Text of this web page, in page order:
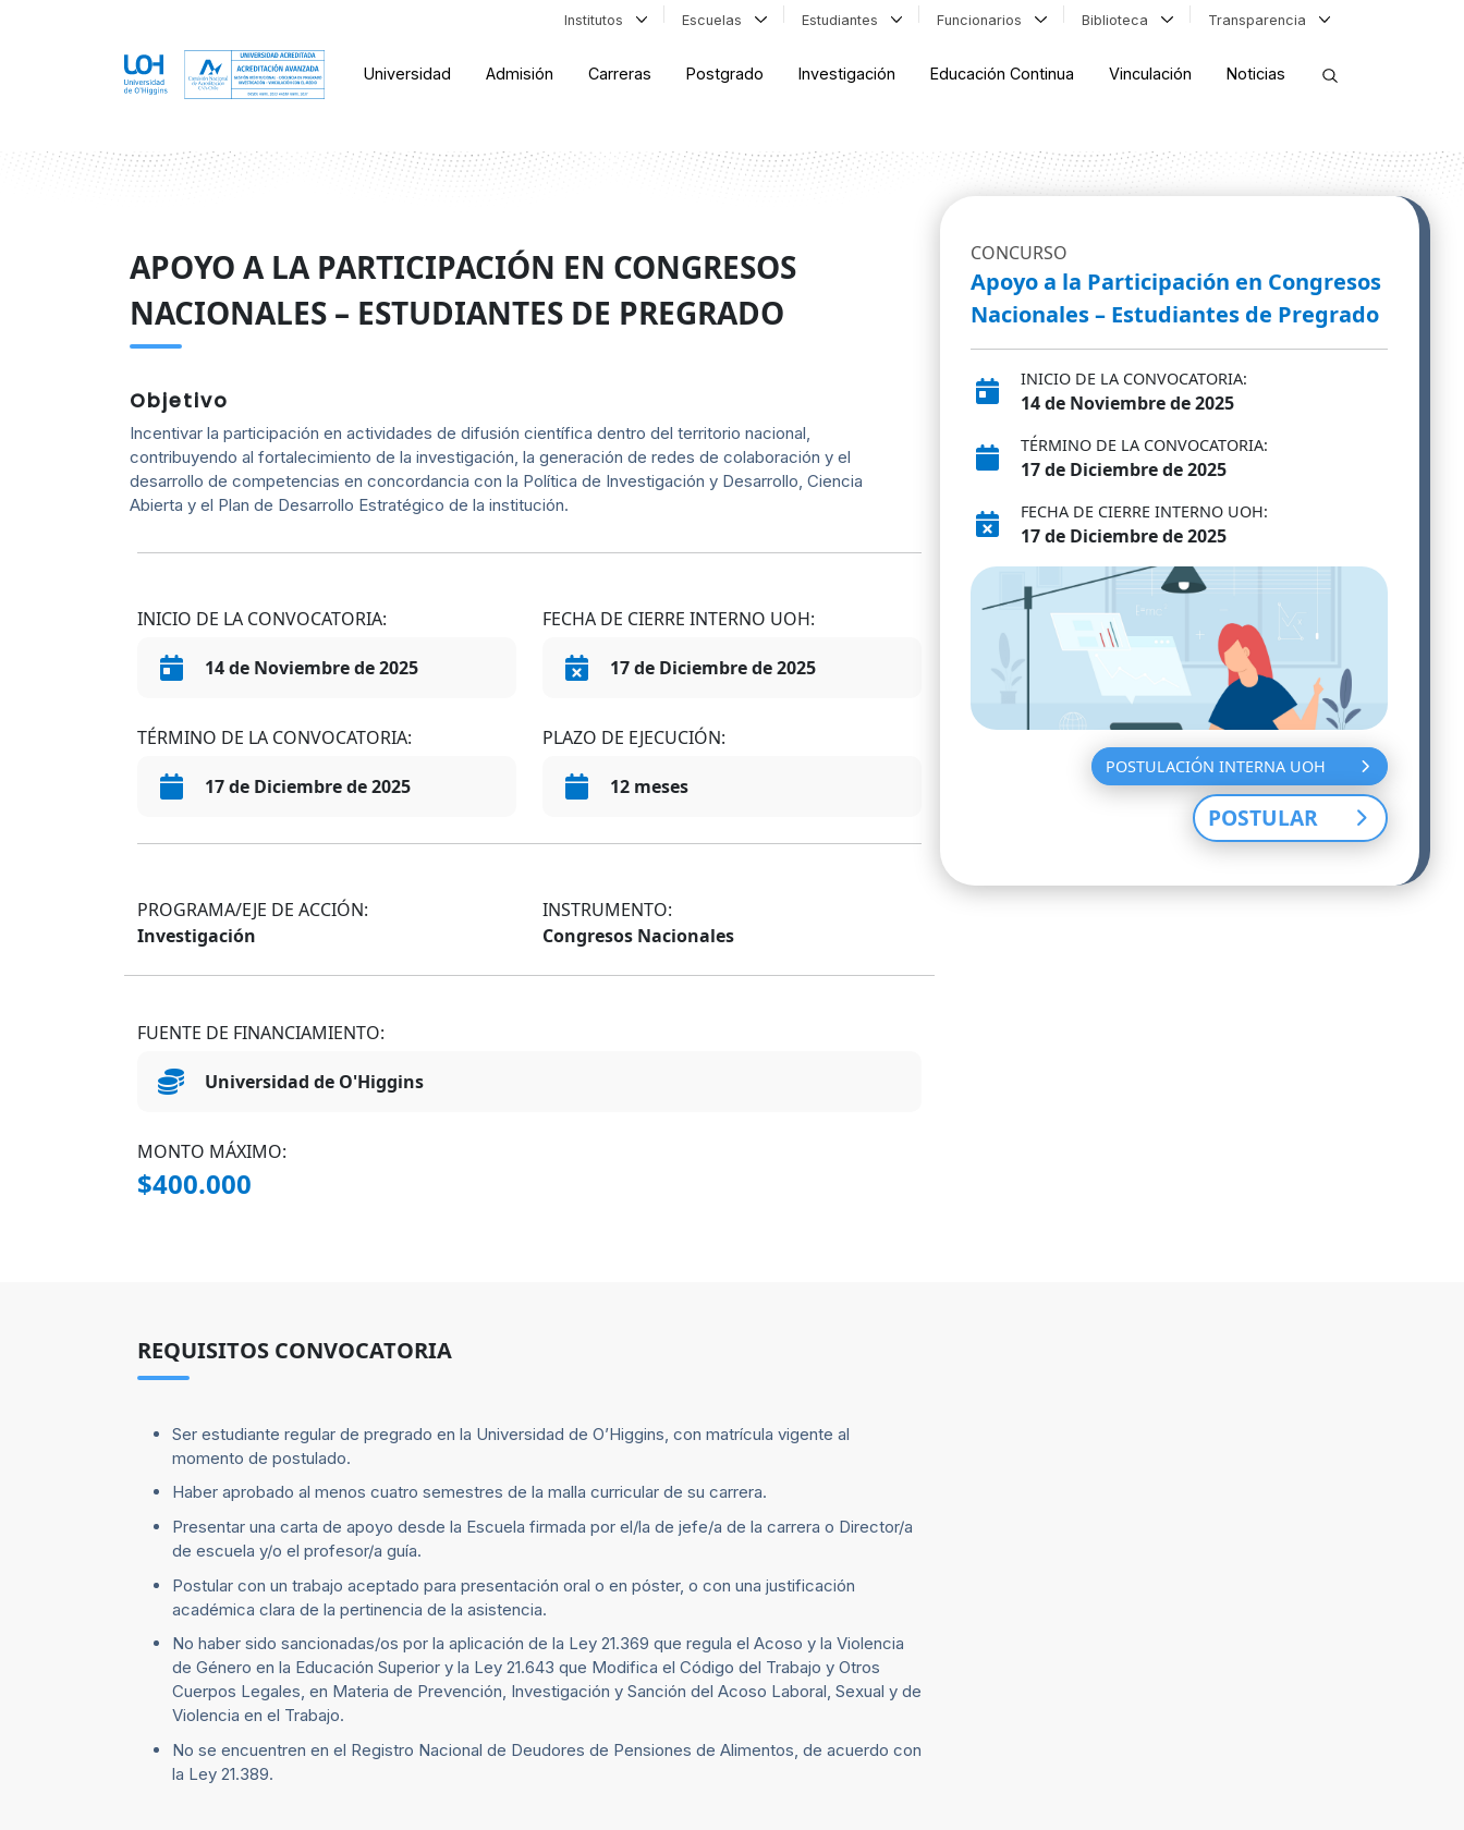
Institutos Escuelas Estudiantes Funcionarios Biblioteca Transparencia
Universidad Admisión Carreras Postgrado Investigación Educación Continua Vinculación Noticias
APOYO A LA PARTICIPACIÓN EN CONGRESOS
NACIONALES – ESTUDIANTES DE PREGRADO
Objetivo
Incentivar la participación en actividades de difusión científica dentro del territorio nacional,
contribuyendo al fortalecimiento de la investigación, la generación de redes de colaboración y el
desarrollo de competencias en concordancia con la Política de Investigación y Desarrollo, Ciencia
Abierta y el Plan de Desarrollo Estratégico de la institución.
CONCURSO
Apoyo a la Participación en Congresos
Nacionales – Estudiantes de Pregrado
INICIO DE LA CONVOCATORIA:
14 de Noviembre de 2025
TÉRMINO DE LA CONVOCATORIA:
17 de Diciembre de 2025
FECHA DE CIERRE INTERNO UOH:
17 de Diciembre de 2025
POSTULACIÓN INTERNA UOH
POSTULAR
INICIO DE LA CONVOCATORIA:
14 de Noviembre de 2025
FECHA DE CIERRE INTERNO UOH:
17 de Diciembre de 2025
TÉRMINO DE LA CONVOCATORIA:
17 de Diciembre de 2025
PLAZO DE EJECUCIÓN:
12 meses
PROGRAMA/EJE DE ACCIÓN:
Investigación
INSTRUMENTO:
Congresos Nacionales
FUENTE DE FINANCIAMIENTO:
Universidad de O'Higgins
MONTO MÁXIMO:
$400.000
REQUISITOS CONVOCATORIA
Ser estudiante regular de pregrado en la Universidad de O’Higgins, con matrícula vigente al
momento de postulado.
Haber aprobado al menos cuatro semestres de la malla curricular de su carrera.
Presentar una carta de apoyo desde la Escuela firmada por el/la de jefe/a de la carrera o Director/a
de escuela y/o el profesor/a guía.
Postular con un trabajo aceptado para presentación oral o en póster, o con una justificación
académica clara de la pertinencia de la asistencia.
No haber sido sancionadas/os por la aplicación de la Ley 21.369 que regula el Acoso y la Violencia
de Género en la Educación Superior y la Ley 21.643 que Modifica el Código del Trabajo y Otros
Cuerpos Legales, en Materia de Prevención, Investigación y Sanción del Acoso Laboral, Sexual y de
Violencia en el Trabajo.
No se encuentren en el Registro Nacional de Deudores de Pensiones de Alimentos, de acuerdo con
la Ley 21.389.